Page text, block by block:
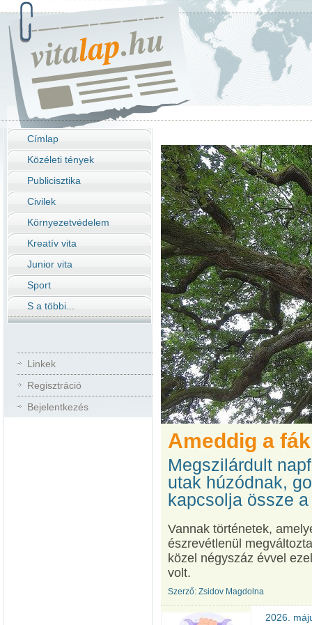
Címlap
Közéleti tények
Publicisztika
Civilek
Környezetvédelem
Kreatív vita
Junior vita
Sport
S a többi...
Linkek
Regisztráció
Bejelentkezés
Ameddig a
Megszilárdult
utak húzódnak,
kapcsolja össze
Vannak történetek,
észrevétlenül
közel négyszáz évvel
volt.
Szerző: Zsidov Magdolna
2026.